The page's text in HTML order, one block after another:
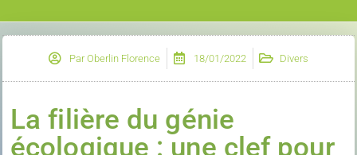
ParOberlin Florence 18/01/2022 Divers
La filière du génie
écologique : une clef pour